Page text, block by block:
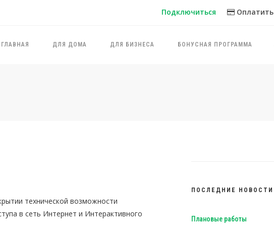
Подключиться Оплатить
ГЛАВНАЯ ДЛЯ ДОМА ДЛЯ БИЗНЕСА БОНУСНАЯ ПРОГРАММА
технической возможности
в сеть Интернет и Интерактивного
ПОСЛЕДНИЕ НОВОСТИ
Плановые работы